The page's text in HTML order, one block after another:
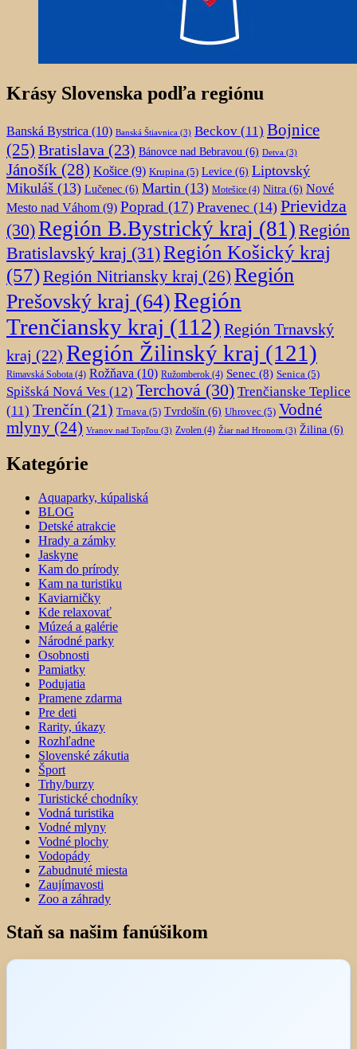
Krásy Slovenska podľa regiónu
Banská Bystrica (10) Banská Štiavnica (3) Beckov (11) Bojnice
(25) Bratislava (23) Bánovce nad Bebravou (6) Detva (3)
Jánošík (28) Košice (9) Krupina (5) Levice (6) Liptovský
Mikuláš (13) Lučenec (6) Martin (13) Motešice (4) Nitra (6) Nové
Mesto nad Váhom (9) Poprad (17) Pravenec (14) Prievidza
(30)Región B.Bystrický kraj (81) Región
Bratislavský kraj (31)Región Košický kraj
(57)Región Nitriansky kraj (26) Región
Prešovský kraj (64)Región
Trenčiansky kraj (112) Región Trnavský
kraj (22) Región Žilinský kraj (121)
Rimavská Sobota (4) Rožňava (10) Ružomberok (4) Senec (8) Senica (5)
Spišská Nová Ves (12) Terchová (30) Trenčianske Teplice
(11) Trenčín (21) Trnava (5) Tvrdošín (6) Uhrovec (5) Vodné
mlyny (24) Vranov nad Topľou (3) Zvolen (4) Žiar nad Hronom (3) Žilina (6)
Kategórie
Aquaparky, kúpaliská
BLOG
Detské atrakcie
Hrady a zámky
Jaskyne
Kam do prírody
Kam na turistiku
Kaviarničky
Kde relaxovať
Múzeá a galérie
Národné parky
Osobnosti
Pamiatky
Podujatia
Pramene zdarma
Pre deti
Rarity, úkazy
Rozhľadne
Slovenské zákutia
Šport
Trhy/burzy
Turistické chodníky
Vodná turistika
Vodné mlyny
Vodné plochy
Vodopády
Zabudnuté miesta
Zaujímavosti
Zoo a záhrady
Staň sa našim fanúšikom